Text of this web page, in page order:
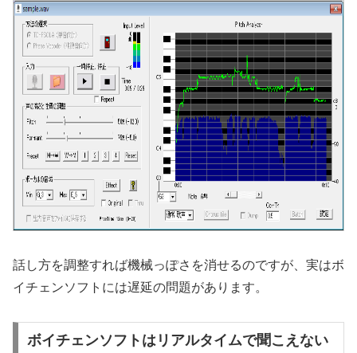
話し方を調整すれば機械っぽさを消せるのですが、実はボ
イチェンソフトには遅延の問題があります。
ボイチェンソフトはリアルタイムで聞こえない